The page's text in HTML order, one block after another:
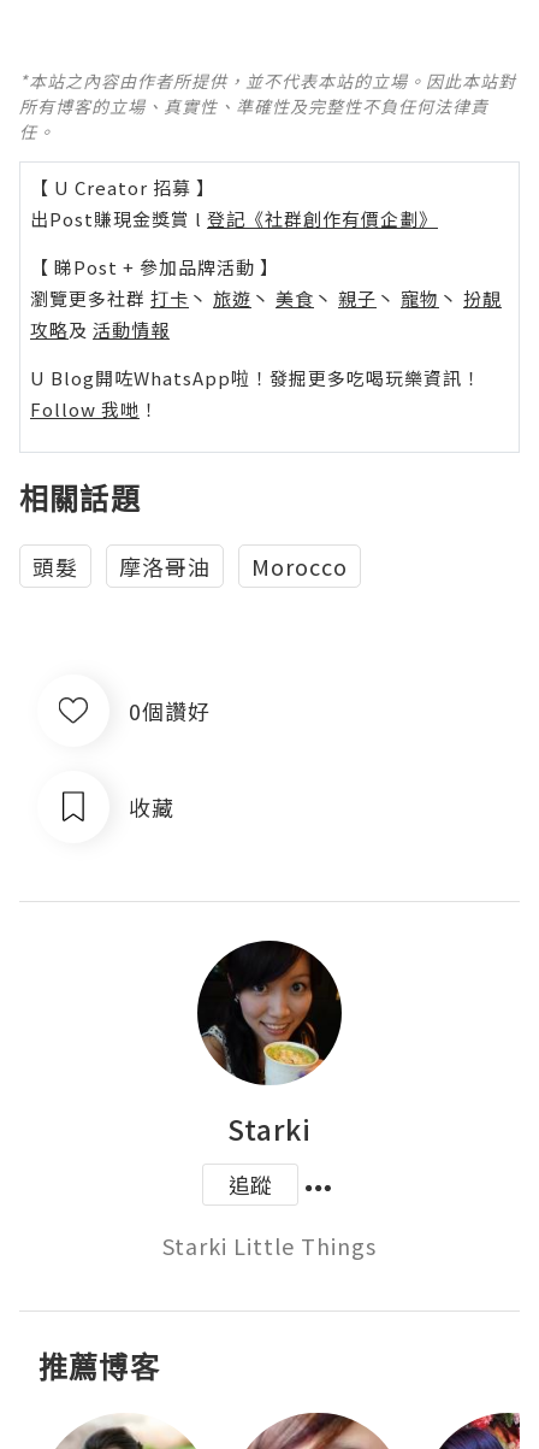
*本站之內容由作者所提供，並不代表本站的立場。因此本站對
所有博客的立場、真實性、準確性及完整性不負任何法律責
任。
【 U Creator 招募 】
出Post賺現金獎賞 l 登記《社群創作有價企劃》
【 睇Post + 參加品牌活動 】
瀏覽更多社群 打卡 丶 旅遊 丶 美食 丶 親子 丶 寵物 丶 扮靚
攻略及 活動情報
U Blog開咗WhatsApp啦！發掘更多吃喝玩樂資訊！
Follow 我哋 ！
相關話題
頭髮 摩洛哥油 Morocco
0個讚好
收藏
Starki
追蹤
Starki Little Things
推薦博客